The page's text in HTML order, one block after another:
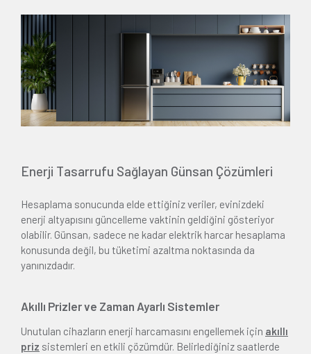
Enerji Tasarrufu Sağlayan Günsan Çözümleri
Hesaplama sonucunda elde ettiğiniz veriler, evinizdeki
enerji altyapısını güncelleme vaktinin geldiğini gösteriyor
olabilir. Günsan, sadece ne kadar elektrik harcar hesaplama
konusunda değil, bu tüketimi azaltma noktasında da
yanınızdadır.
Akıllı Prizler ve Zaman Ayarlı Sistemler
Unutulan cihazların enerji harcamasını engellemek için akıllı
priz sistemleri en etkili çözümdür. Belirlediğiniz saatlerde